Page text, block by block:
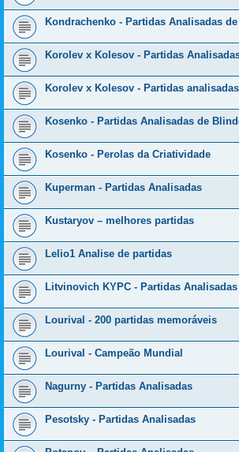
Kondrachenko - Partidas Analisadas
Korolev x Kolesov - Partidas
Korolev x Kolesov - Partidas
Kosenko - Partidas Analisadas de
Kosenko - Perolas da Criatividade
Kuperman - Partidas Analisadas
Kustaryov – melhores partidas
Lelio1 Analise de partidas
Litvinovich KYPC - Partidas Analisadas
Lourival - 200 partidas memoráveis
Lourival - Campeão Mundial
Nagurny - Partidas Analisadas
Pesotsky - Partidas Analisadas